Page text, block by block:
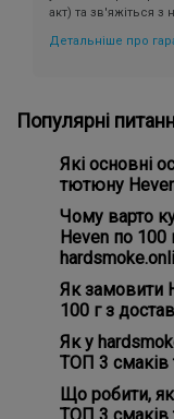
акт) та зв'яжіться
Детальніше про
Популярні
Які основні
тютюну
Головні
100 г -
Чому варто
Heven по 100
На нашому
продукції та
смаків тютюну
високою
1159 грн
Як замовити
100 г з
Просто
г у кошик на
Ми забезпечимо
зможете
місці! 📮
Як у
ТОП 3 смаків
Ми ретельно
стежимо за
Що робити,
ТОП 3 смаків